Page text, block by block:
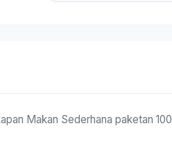
Makan Sederhana paketan 100